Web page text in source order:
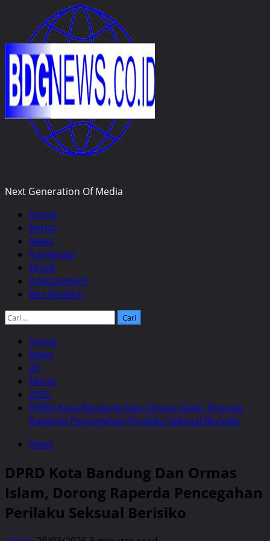
content
Next Generation Of Media
Primary
Menu
Home
Berita
News
Pariwisata
Musik
Infotainment
Box Redaksi
Cari
Home
News
20
Maret
2026
DPRD Kota Bandung Dan Ormas Islam, Dorong
Raperda Pencegahan Perilaku Seksual Berisiko
News
DPRD Kota Bandung Dan Ormas
Islam, Dorong Raperda Pencegahan
Perilaku Seksual Berisiko